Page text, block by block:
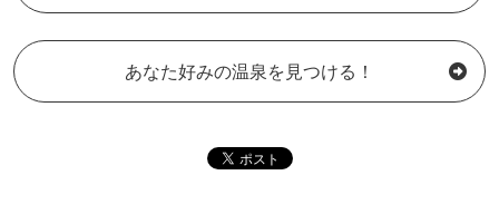
あなた好みの温泉を見つける！